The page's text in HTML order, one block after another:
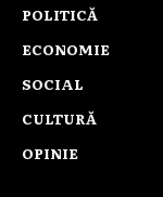
POLITICĂ
ECONOMIE
SOCIAL
CULTURĂ
OPINIE